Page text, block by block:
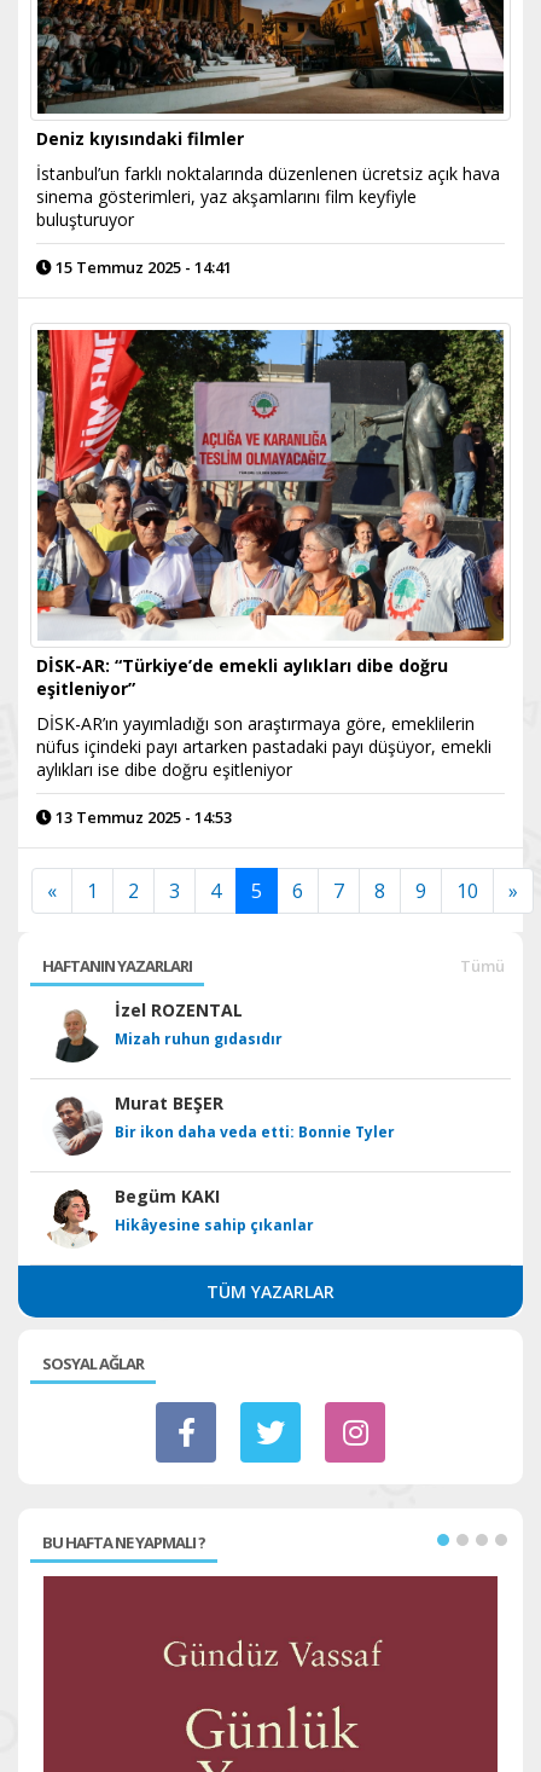
Deniz kıyısındaki filmler
İstanbul’un farklı noktalarında düzenlenen ücretsiz açık hava
sinema gösterimleri, yaz akşamlarını film keyfiyle
buluşturuyor
15 Temmuz 2025 - 14:41
DİSK-AR: “Türkiye’de emekli aylıkları dibe doğru
eşitleniyor”
DİSK-AR’ın yayımladığı son araştırmaya göre, emeklilerin
nüfus içindeki payı artarken pastadaki payı düşüyor, emekli
aylıkları ise dibe doğru eşitleniyor
13 Temmuz 2025 - 14:53
« 1 2 3 4 5 6 7 8 9 10 »
HAFTANIN YAZARLARI Tümü
İzel ROZENTAL
Mizah ruhun gıdasıdır
Murat BEŞER
Bir ikon daha veda etti: Bonnie Tyler
Begüm KAKI
Hikâyesine sahip çıkanlar
TÜM YAZARLAR
SOSYAL AĞLAR
BU HAFTA NE YAPMALI ?